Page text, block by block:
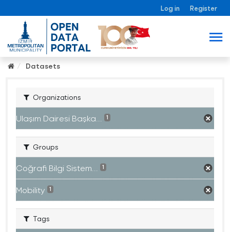
Log in Register
Datasets
Organizations
Ulaşım Dairesi Başka... 1
Groups
Coğrafi Bilgi Sistem... 1
Mobility 1
Tags